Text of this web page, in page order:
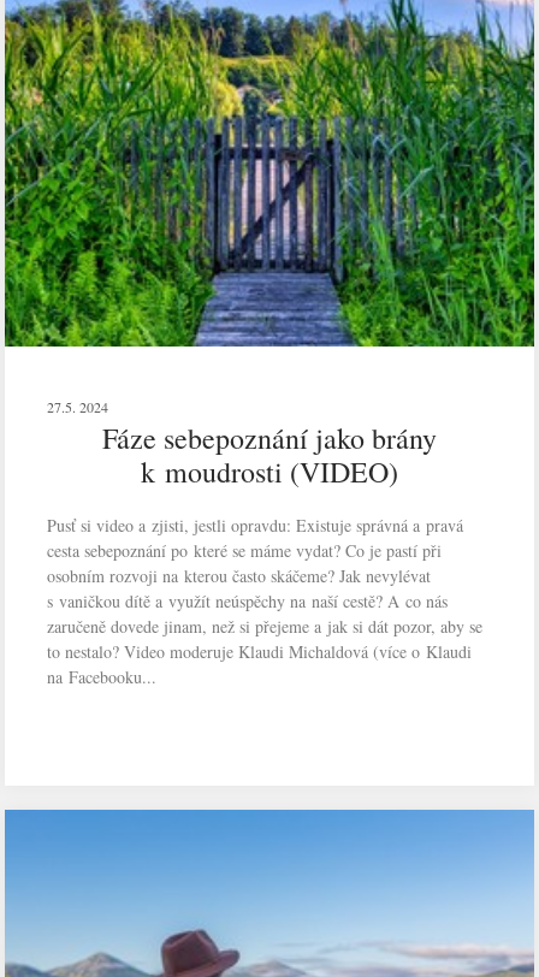
27.5. 2024
Fáze sebepoznání jako brány
k moudrosti (VIDEO)
Pusť si video a zjisti, jestli opravdu: Existuje správná a pravá
cesta sebepoznání po které se máme vydat? Co je pastí při
osobním rozvoji na kterou často skáčeme? Jak nevylévat
s vaničkou dítě a využít neúspěchy na naší cestě? A co nás
zaručeně dovede jinam, než si přejeme a jak si dát pozor, aby se
to nestalo? Video moderuje Klaudi Michaldová (více o Klaudi
na Facebooku...